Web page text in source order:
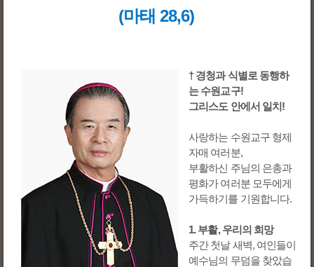
(마태 28,6)
† 경청과 식별로 동행하
는 수원교구!
그리스도 안에서 일치!
사랑하는 수원교구 형제
자매 여러분,
부활하신 주님의 은총과
평화가 여러분 모두에게
가득하기를 기원합니다.
1. 부활, 우리의 희망
주간 첫날 새벽, 여인들이
예수님의 무덤을 찾았습